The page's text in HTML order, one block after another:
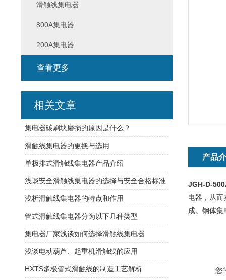
产品
JGH-D-
电器，从而
成。钢体集
您
滑触线集电器
800A集电器
200A集电器
查看更多
相关文章
集电器碳刷块磨损的原因是什么？
滑触线集电器的更换与选用
单极排式滑触线集电器产品介绍
浅谈安全滑触线集电器的选择与安全合格标准
浅析滑触线集电器的特点和作用
管式滑触线集电器分为以下几种类型
集电器厂家浅谈如何选择滑触线集电器
浅谈电动葫芦、起重机滑触线的应用
HXTS多极管式滑触线的制造工艺解析